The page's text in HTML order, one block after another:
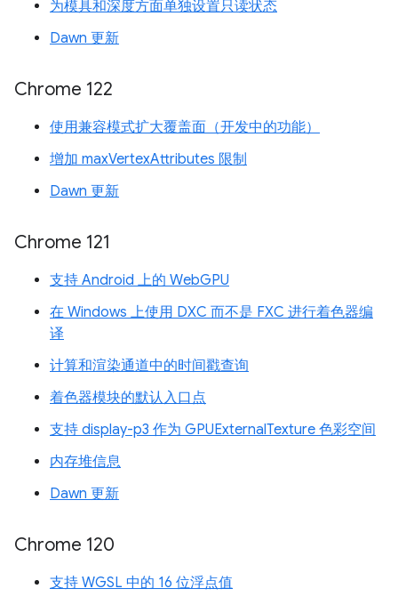
为模具和深度方面单独设置只读状态
Dawn 更新
Chrome 122
使用兼容模式扩大覆盖面（开发中的功能）
增加 maxVertexAttributes 限制
Dawn 更新
Chrome 121
支持 Android 上的 WebGPU
在 Windows 上使用 DXC 而不是 FXC 进行着色器编
译
计算和渲染通道中的时间戳查询
着色器模块的默认入口点
支持 display-p3 作为 GPUExternalTexture 色彩空间
内存堆信息
Dawn 更新
Chrome 120
支持 WGSL 中的 16 位浮点值